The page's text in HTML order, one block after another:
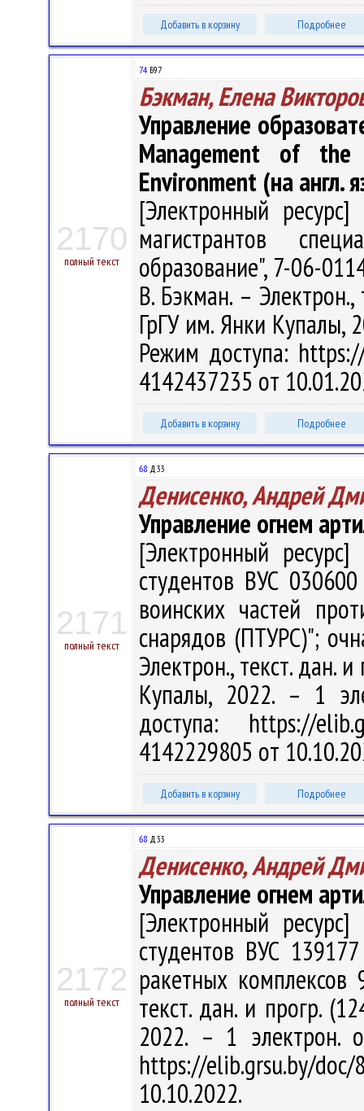
Добавить в корзину Подробнее
2170
полный текст
74 Б97
Бэкман, Елена
Управление
Management of
Environment (на англ.
[Электронный
магистрантов
образование", 7-06-
В. Бэкман. –
ГрГУ им. Янки Купалы,
Режим доступа:
4142437235 от
Добавить в корзину Подробнее
2171
полный текст
68 Д33
Денисенко, Андрей
Управление огнем
[Электронный
студентов ВУС
воинских частей
снарядов (ПТУРС)";
Электрон., текст. дан.
Купалы, 2022. – 1
доступа: https://
4142229805 от
Добавить в корзину Подробнее
2172
полный текст
68 Д33
Денисенко, Андрей
Управление огнем
[Электронный
студентов ВУС
ракетных
текст. дан. и прогр.
2022. – 1 электрон.
https://elib.grsu.by/
10.10.2022.